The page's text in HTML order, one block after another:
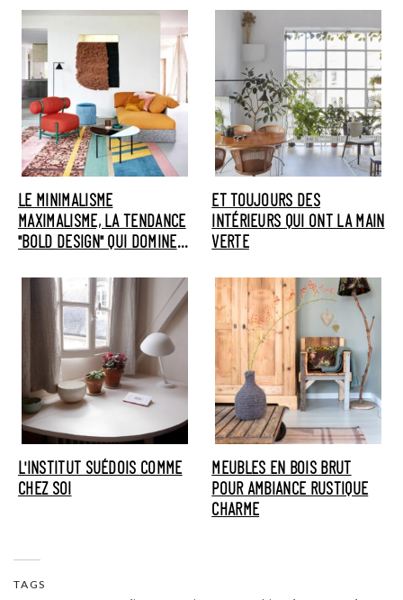
LE MINIMALISME
MAXIMALISME, LA TENDANCE
"BOLD DESIGN" QUI DOMINE
ET TOUJOURS DES
INTÉRIEURS QUI ONT LA MAIN
VERTE
L'INSTITUT SUÉDOIS COMME
CHEZ SOI
MEUBLES EN BOIS BRUT
POUR AMBIANCE RUSTIQUE
CHARME
TAGS